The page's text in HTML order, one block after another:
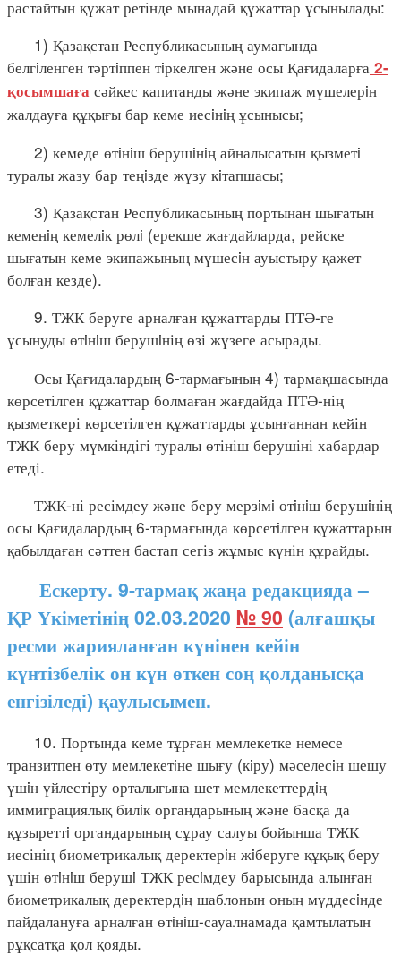
растайтын құжат ретінде мынадай құжаттар ұсынылады:
1) Қазақстан Республикасының аумағында
белгiленген тәртiппен тiркелген және осы Қағидаларға 2-
қосымшаға сәйкес капитанды және экипаж мүшелерiн
жалдауға құқығы бар кеме иесiнiң ұсынысы;
2) кемеде өтiнiш берушiнiң айналысатын қызметi
туралы жазу бар теңiзде жүзу кiтапшасы;
3) Қазақстан Республикасының портынан шығатын
кеменiң кемелiк рөлi (ерекше жағдайларда, рейске
шығатын кеме экипажының мүшесiн ауыстыру қажет
болған кезде).
9. ТЖК беруге арналған құжаттарды ПТӘ-ге
ұсынуды өтiнiш берушiнің өзі жүзеге асырады.
Осы Қағидалардың 6-тармағының 4) тармақшасында
көрсетілген құжаттар болмаған жағдайда ПТӘ-нің
қызметкері көрсетілген құжаттарды ұсынғаннан кейін
ТЖК беру мүмкіндігі туралы өтініш берушіні хабардар
етеді.
ТЖК-ні ресімдеу және беру мерзiмi өтiнiш берушiнің
осы Қағидалардың 6-тармағында көрсетiлген құжаттарын
қабылдаған сәттен бастап сегіз жұмыс күнін құрайды.
Ескерту. 9-тармақ жаңа редакцияда –
ҚР Үкіметінің 02.03.2020 № 90 (алғашқы
ресми жарияланған күнінен кейін
күнтізбелік он күн өткен соң қолданысқа
енгізіледі) қаулысымен.
10. Портында кеме тұрған мемлекетке немесе
транзитпен өту мемлекетiне шығу (кiру) мәселесiн шешу
үшiн үйлестіру орталығына шет мемлекеттердiң
иммиграциялық билiк органдарының және басқа да
құзыреттi органдарының сұрау салуы бойынша ТЖК
иесінің биометрикалық деректерiн жiберуге құқық беру
үшін өтiнiш берушi ТЖК ресiмдеу барысында алынған
биометрикалық деректердiң шаблонын оның мүддесiнде
пайдалануға арналған өтiнiш-сауалнамада қамтылатын
рұқсатқа қол қояды.